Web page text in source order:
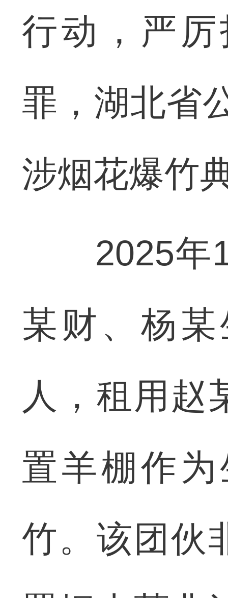
行动，严
罪，湖北省
涉烟花爆竹
2025年12
某财、杨
人，租用赵
置羊棚作
竹。该团伙